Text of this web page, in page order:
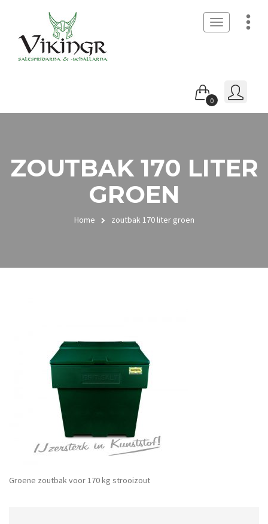
Toggle
navigation
0
ZOUTBAK 170 LITER
GROEN
Home zoutbak 170 liter groen
Groene zoutbak voor 170 kg strooizout